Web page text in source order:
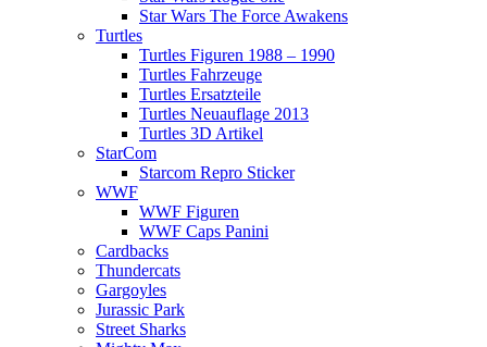
Star Wars The Force Awakens
Turtles
Turtles Figuren 1988 – 1990
Turtles Fahrzeuge
Turtles Ersatzteile
Turtles Neuauflage 2013
Turtles 3D Artikel
StarCom
Starcom Repro Sticker
WWF
WWF Figuren
WWF Caps Panini
Cardbacks
Thundercats
Gargoyles
Jurassic Park
Street Sharks